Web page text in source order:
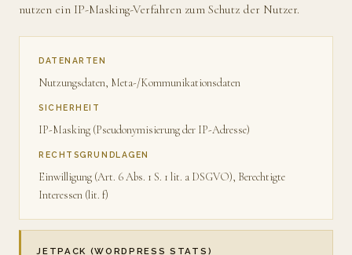
nutzen ein IP-Masking-Verfahren zum Schutz der Nutzer.
DATENARTEN
Nutzungsdaten, Meta-/Kommunikationsdaten
SICHERHEIT
IP-Masking (Pseudonymisierung der IP-Adresse)
RECHTSGRUNDLAGEN
Einwilligung (Art. 6 Abs. 1 S. 1 lit. a DSGVO), Berechtigte
Interessen (lit. f)
JETPACK (WORDPRESS STATS)